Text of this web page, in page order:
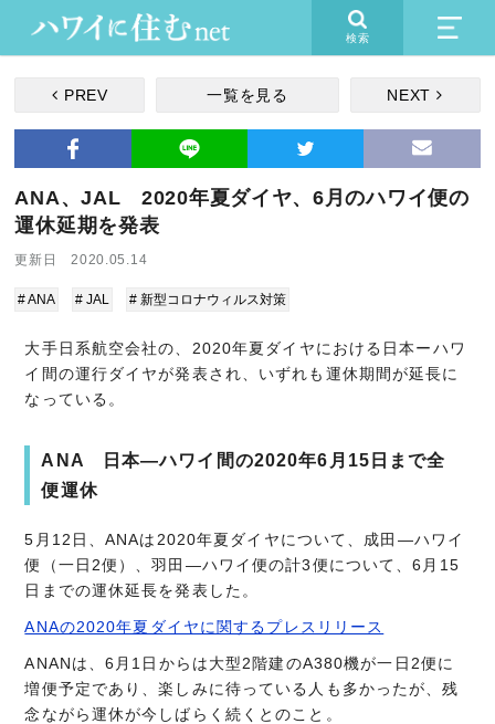
検索
PREV 一覧を見る NEXT
ANA、JAL 2020年夏ダイヤ、6月のハワイ便の
運休延期を発表
更新日 2020.05.14
# ANA # JAL # 新型コロナウィルス対策
大手日系航空会社の、2020年夏ダイヤにおける日本ーハワ
イ間の運行ダイヤが発表され、いずれも運休期間が延長に
なっている。
ANA 日本―ハワイ間の2020年6月15日まで全
便運休
5月12日、ANAは2020年夏ダイヤについて、成田―ハワイ
便（一日2便）、羽田―ハワイ便の計3便について、6月15
日までの運休延長を発表した。
ANAの2020年夏ダイヤに関するプレスリリース
ANANは、6月1日からは大型2階建のA380機が一日2便に
増便予定であり、楽しみに待っている人も多かったが、残
念ながら運休が今しばらく続くとのこと。